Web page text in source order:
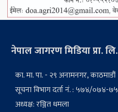
नेपाल जागरण मिडिया प्रा. लि.
का. मा. पा. - २९ अनामनगर, काठमाडौं
सूचना विभाग दर्ता नं. : ५७४/०७४-७५
अध्यक्ष: रञ्जित धमला